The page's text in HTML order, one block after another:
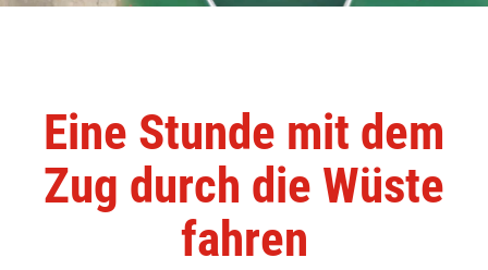
Eine Stunde mit dem
Zug durch die Wüste
fahren